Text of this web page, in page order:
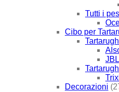
Tutti i
Cibo per
JBL
Decorazioni